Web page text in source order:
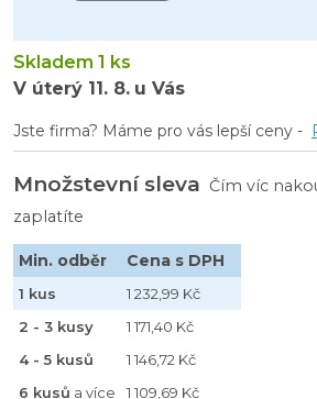
Skladem 1 ks
V úterý 11. 8. u Vás
Jste firma? Máme pro vás lepší ceny -
Množstevní sleva Čím víc
zaplatíte
Min. odběr Cena s DPH
1 kus
1 232,99 Kč
2 - 3 kusy
1 171,40 Kč
4 - 5 kusů
1 146,72 Kč
6 kusů a více 1 109,69 Kč